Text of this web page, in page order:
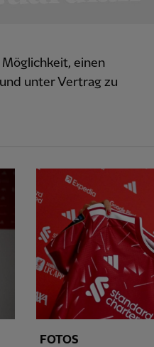
einen
unter Vertrag zu
FOTOS